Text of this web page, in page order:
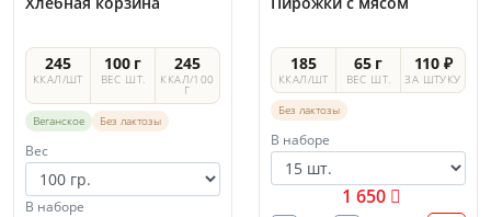
245
ККАЛ/ШТ
100 г
ВЕС ШТ.
245
ККАЛ/100
Г
Веганское Без лактозы
Вес
В наборе
185
ККАЛ/ШТ
65 г
ВЕС ШТ.
110 ₽
ЗА ШТУКУ
Без лактозы
В наборе
1 650